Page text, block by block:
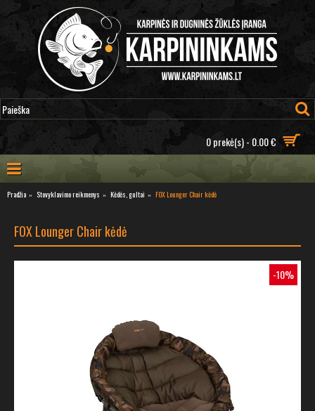
0 prekė(s) - 0.00 €
Pradžia Stovyklavimo reikmenys Kėdės, gultai FOX Lounger Chair kėdė
FOX Lounger Chair kėdė
-10%